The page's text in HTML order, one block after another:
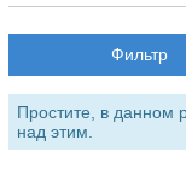
Фильтр
Простите, в данном
над этим.